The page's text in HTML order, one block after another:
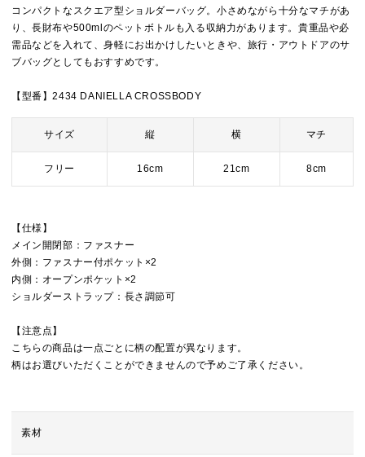
コンパクトなスクエア型ショルダーバッグ。小さめながら十分なマチがあ
り、長財布や500mlのペットボトルも入る収納力があります。貴重品や必
需品などを入れて、身軽にお出かけしたいときや、旅行・アウトドアのサ
ブバッグとしてもおすすめです。
【型番】2434 DANIELLA CROSSBODY
サイズ 縦 横 マチ
フリー 16cm 21cm 8cm
【仕様】
メイン開閉部：ファスナー
外側：ファスナー付ポケット×2
内側：オープンポケット×2
ショルダーストラップ：長さ調節可
【注意点】
こちらの商品は一点ごとに柄の配置が異なります。
柄はお選びいただくことができませんので予めご了承ください。
素材